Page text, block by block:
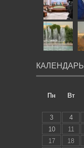
КАЛЕНДАРЬ
Пн
Вт
3
4
10
11
17
18